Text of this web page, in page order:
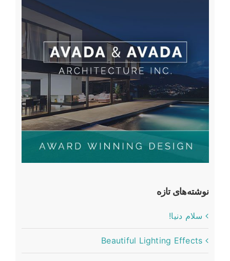
نوشته‌های تازه
سلام دنیا!
Beautiful Lighting Effects